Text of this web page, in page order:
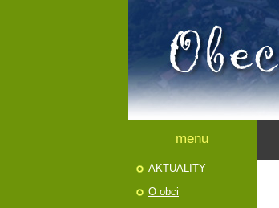
menu
AKTUALITY
O obci